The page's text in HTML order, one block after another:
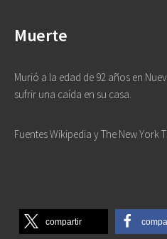
Muerte
Murió a la edad de 92 años en
sufrir una caída en su casa.
Fuentes Wikipedia y The New York
compartir